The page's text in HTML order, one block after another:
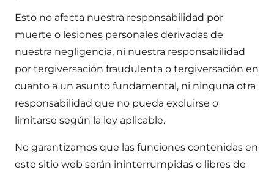
Esto no afecta nuestra responsabilidad por
muerte o lesiones personales derivadas de
nuestra negligencia, ni nuestra responsabilidad
por tergiversación fraudulenta o tergiversación en
cuanto a un asunto fundamental, ni ninguna otra
responsabilidad que no pueda excluirse o
limitarse según la ley aplicable.
No garantizamos que las funciones contenidas en
este sitio web serán ininterrumpidas o libres de